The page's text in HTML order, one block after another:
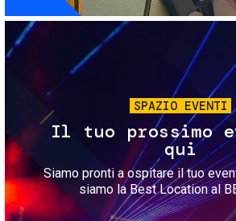
Immagine
SPAZIO EVENTI
Il tuo prossimo
qui
Siamo pronti a ospitare il tuo
siamo la Best Location al